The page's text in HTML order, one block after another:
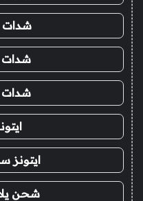
شدات
شدات
شدات
ايتونز
شحن